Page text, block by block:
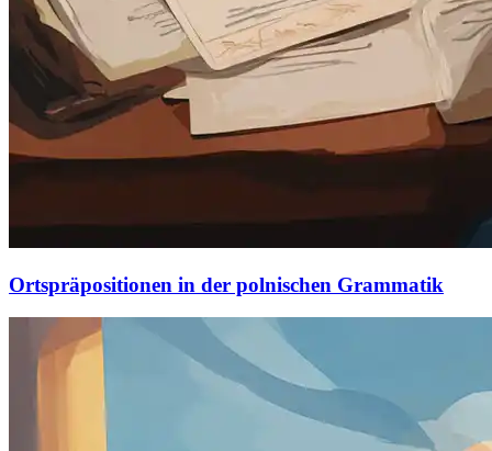
Ortspräpositionen in der polnischen Grammatik